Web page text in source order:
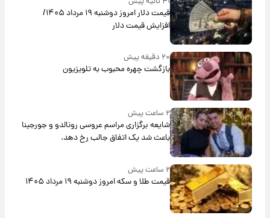
قیمت دلار امروز دوشنبه ۱۹ مرداد ۱۴۰۵/
افزایش قیمت دلار
۲۰ دقیقه پیش
بازگشت چهره محبوب به تلویزیون
۲ ساعت پیش
شایعه برگزاری مراسم عروسی رونالدو و جورجینا
باعث شد یک اتفاق جالب رخ دهد.
۲ ساعت پیش
قیمت طلا و سکه امروز دوشنبه ۱۹ مرداد ۱۴۰۵